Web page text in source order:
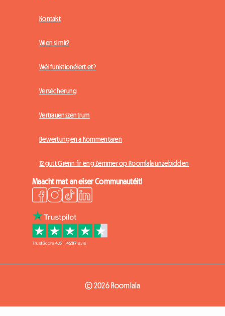
Kontakt
Wien si mir?
Wéi funktionéiert et?
Versécherung
Vertrauenszentrum
Bewertungen a Kommentaren
12 gutt Grënn fir eng Zëmmer op Roomlala unzebidden
Maacht mat an eiser Communautéit!
© 2026 Roomlala